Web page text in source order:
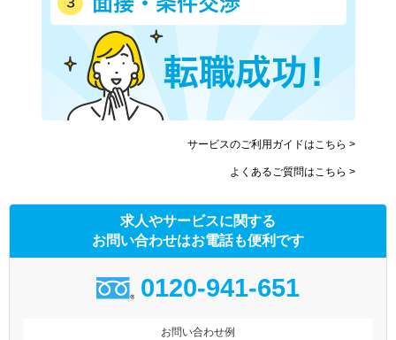
サービスのご利用ガイドはこちら >
よくあるご質問はこちら >
求人やサービスに関する
お問い合わせはお電話も便利です
0120-941-651
お問い合わせ例